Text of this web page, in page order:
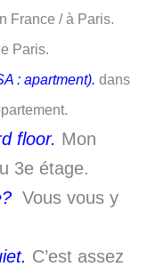
France / à Paris.
Paris.
: apartment). dans
floor. Mon
3e étage.
Vous vous y
C’est assez